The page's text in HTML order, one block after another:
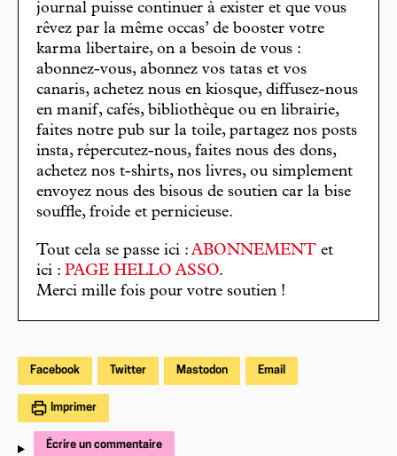
journal puisse continuer à exister et que vous
rêvez par la même occas’ de booster votre
karma libertaire, on a besoin de vous :
abonnez-vous, abonnez vos tatas et vos
canaris, achetez nous en kiosque, diffusez-nous
en manif, cafés, bibliothèque ou en librairie,
faites notre pub sur la toile, partagez nos posts
insta, répercutez-nous, faites nous des dons,
achetez nos t-shirts, nos livres, ou simplement
envoyez nous des bisous de soutien car la bise
souffle, froide et pernicieuse.
Tout cela se passe ici : ABONNEMENT et
ici : PAGE HELLO ASSO.
Merci mille fois pour votre soutien !
Facebook Twitter Mastodon Email
Imprimer
Écrire un commentaire